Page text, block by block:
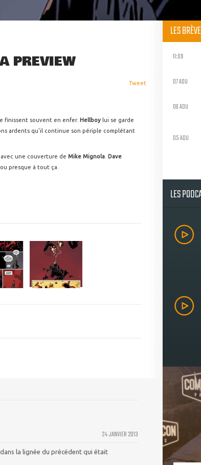
PREVIEW
Tweet
finissent souvent en enfer. Hellboy lui se garde
ardents qu'il continue son périple complétant
avec une couverture de Mike Mignola Dave
presque à tout ça.
24 JANVIER 2013
la lignée du précédent qui était
LES
11:09
07 AOU
06 AOU
05 AOU
LES